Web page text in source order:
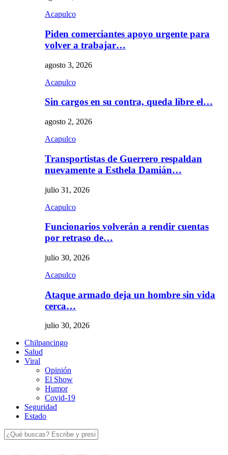
Acapulco
Piden comerciantes apoyo urgente para
volver a trabajar…
agosto 3, 2026
Acapulco
Sin cargos en su contra, queda libre el…
agosto 2, 2026
Acapulco
Transportistas de Guerrero respaldan
nuevamente a Esthela Damián…
julio 31, 2026
Acapulco
Funcionarios volverán a rendir cuentas
por retraso de…
julio 30, 2026
Acapulco
Ataque armado deja un hombre sin vida
cerca…
julio 30, 2026
Chilpancingo
Salud
Viral
Opinión
El Show
Humor
Covid-19
Seguridad
Estado